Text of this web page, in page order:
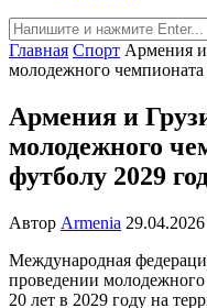
Главная Спорт Армения и
молодежного
Армения и
молодежного
футболу 2029
Автор Armenia 29.04.2026
Международная
проведении
20 лет в 2029 году на